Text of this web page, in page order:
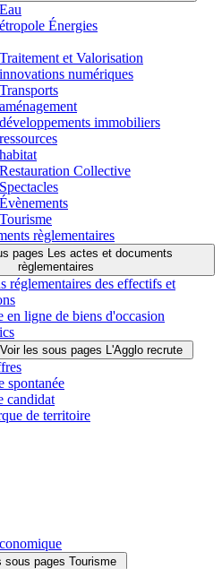
Énergies
et Valorisation
numériques
immobiliers
Collective
règlementaires
pages Les actes et documents
règlementaires
réglementaires des effectifs et
en ligne de biens d'occasion
Voir les sous pages L'Agglo recrute
spontanée
candidat
de territoire
sous pages Tourisme